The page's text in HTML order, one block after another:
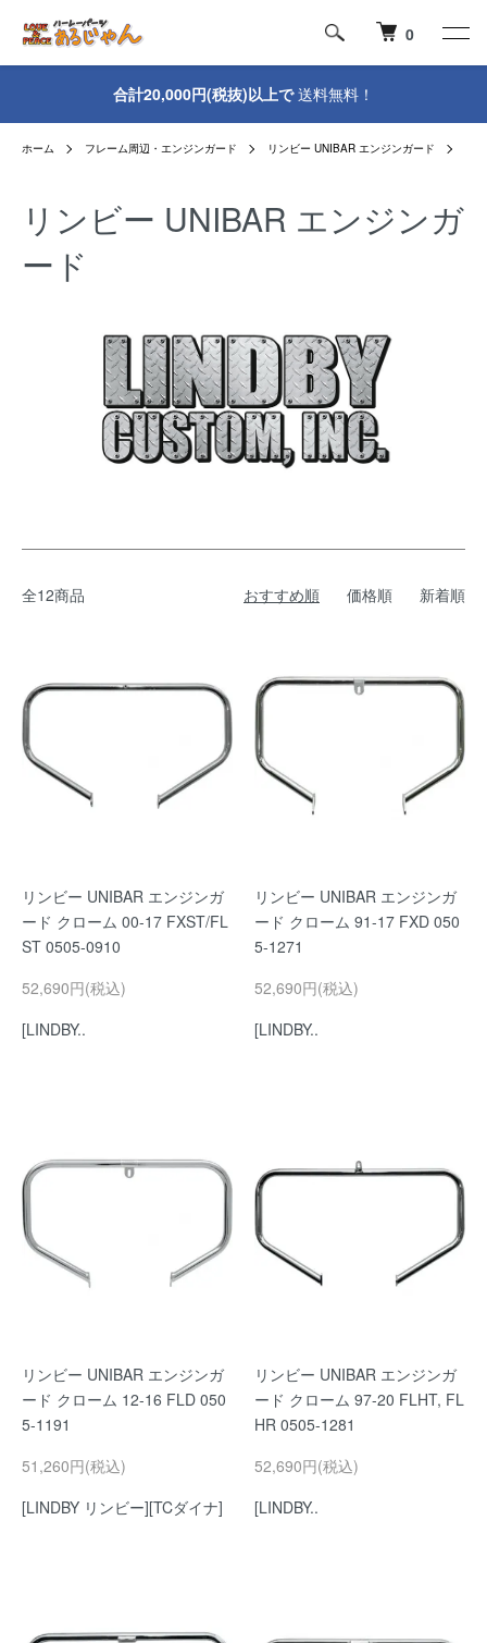
0
合計20,000円(税抜)以上で送料無料！
ホーム フレーム周辺・エンジンガード リンビー UNIBAR エンジンガード
リンビー UNIBAR エンジンガ
ード
全12商品 おすすめ順 価格順 新着順
リンビー UNIBAR エンジンガ
ード クローム 00-17 FXST/FL
ST 0505-0910
52,690円(税込)
[LINDBY..
リンビー UNIBAR エンジンガ
ード クローム 91-17 FXD 050
5-1271
52,690円(税込)
[LINDBY..
リンビー UNIBAR エンジンガ
ード クローム 12-16 FLD 050
5-1191
51,260円(税込)
[LINDBY リンビー][TCダイナ]
リンビー UNIBAR エンジンガ
ード クローム 97-20 FLHT, FL
HR 0505-1281
52,690円(税込)
[LINDBY..